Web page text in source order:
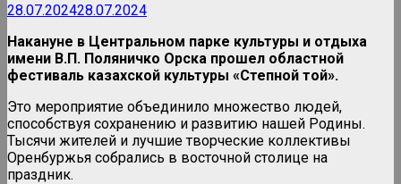
28.07.202428.07.2024
Накануне в Центральном парке культуры и отдыха
имени В.П. Поляничко Орска прошел областной
фестиваль казахской культуры «Степной той».
Это мероприятие объединило множество людей,
способствуя сохранению и развитию нашей Родины.
Тысячи жителей и лучшие творческие коллективы
Оренбуржья собрались в восточной столице на
праздник.